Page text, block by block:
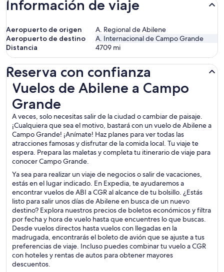
Información de viaje
Aeropuerto de origen
A. Regional de Abilene
Aeropuerto de destino
A. Internacional de Campo Grande
Distancia
4709 mi
Reserva con confianza
Vuelos de Abilene a Campo
Grande
A veces, solo necesitas salir de la ciudad o cambiar de paisaje.
¡Cualquiera que sea el motivo, bastará con un vuelo de Abilene a
Campo Grande! ¡Anímate! Haz planes para ver todas las
atracciones famosas y disfrutar de la comida local. Tu viaje te
espera. Prepara las maletas y completa tu itinerario de viaje para
conocer Campo Grande.
Ya sea para realizar un viaje de negocios o salir de vacaciones,
estás en el lugar indicado. En Expedia, te ayudaremos a
encontrar vuelos de ABI a CGR al alcance de tu bolsillo. ¿Estás
listo para salir unos días de Abilene en busca de un nuevo
destino? Explora nuestros precios de boletos económicos y filtra
por fecha y hora de vuelo hasta que encuentres lo que buscas.
Desde vuelos directos hasta vuelos con llegadas en la
madrugada, encontrarás el boleto de avión que se ajuste a tus
preferencias de viaje. Incluso puedes combinar tu vuelo a CGR
con hoteles y rentas de autos para obtener mayores
descuentos.
Vuelos de Abilene a Campo Grande